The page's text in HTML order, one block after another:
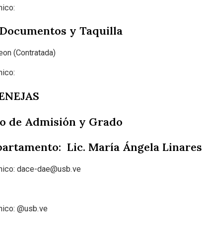
y Taquilla
(Contratada)
de Admisión y Grado
Lic. María Ángela Linares
dace-dae@usb.ve
@usb.ve